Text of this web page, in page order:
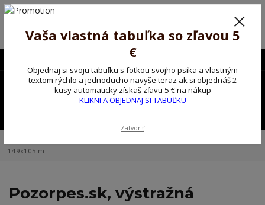
Poprosíme ctených zákazníkov o trpezlivosť, v tomto období máme
Preto sme Vám pripravili malý darček ako ospravedlnenie.
!!! ZĽAVA 5€ na PRVÚ objednávku nad 30€ s kódom pozorpes5 !!!
0,00 EUR
149x105 m
Pozorpes.sk, výstražná
Vaša vlastná tabuľka so zľavou 5
€
Objednaj si svoju tabuľku s fotkou svojho psíka a vlastným
textom rýchlo a jednoducho navyše teraz ak si objednáš 2
kusy automaticky získaš zľavu 5 € na nákup
KLIKNI A OBJEDNAJ SI TABUĽKU
Zatvoriť